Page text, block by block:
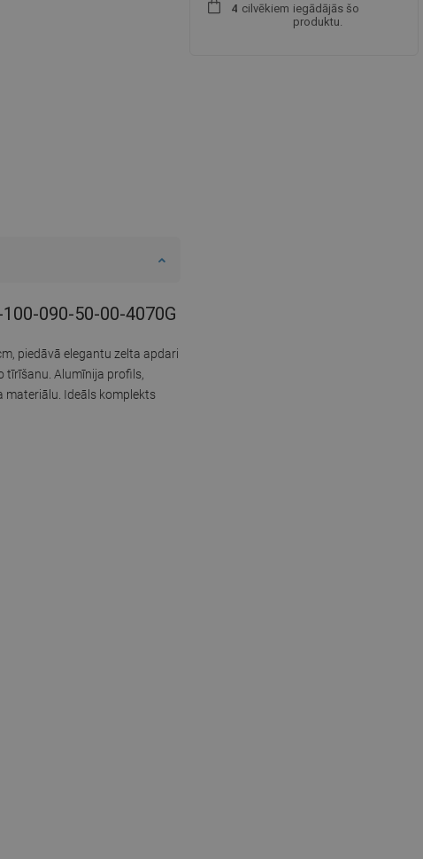
090-50-00-4070G
piedāvā elegantu zelta apdari
tīrīšanu. Alumīnija profils,
materiālu. Ideāls komplekts
4 cilvēkiem iegādājās šo
produktu.